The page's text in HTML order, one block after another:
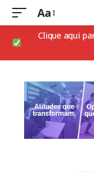
Aa
Clique aqui